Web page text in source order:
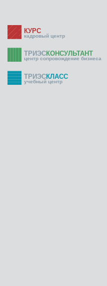
КУРС
кадровый центр
ТРИЭСКОНСУЛЬТАНТ
центр сопровождение бизнеса
ТРИЭСКЛАСС
учебный центр